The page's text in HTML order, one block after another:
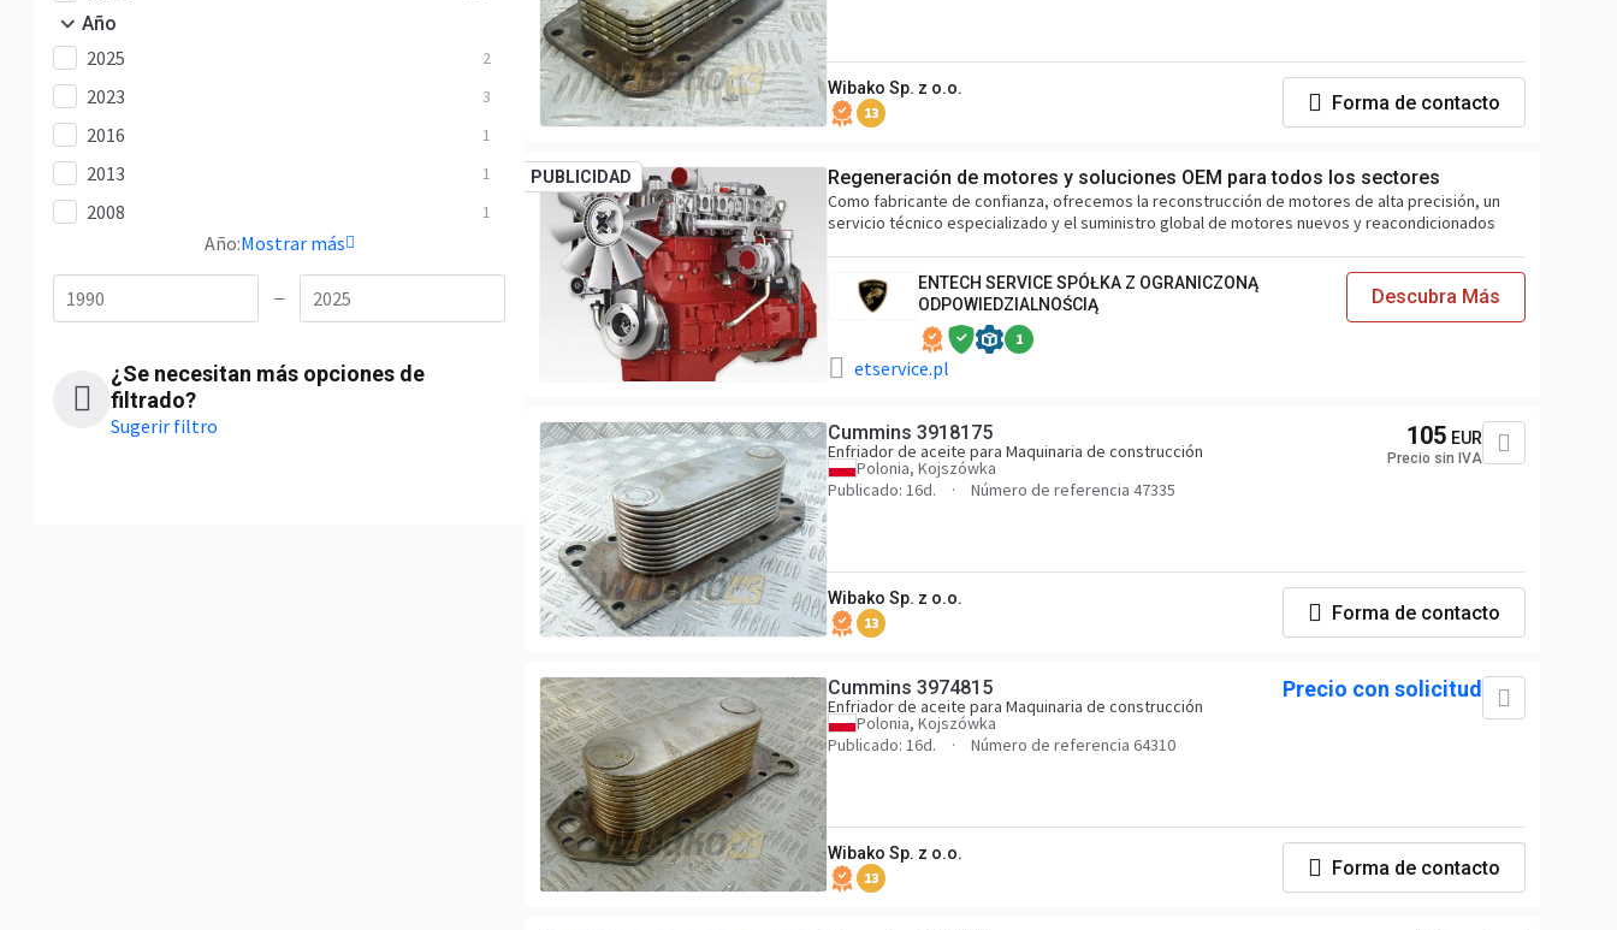
Año
2025 2
2023 3
2016 1
2013 1
2008 1
Año:Mostrar más
—
¿Se necesitan más opciones de
filtrado?
Sugerir filtro
Wibako Sp. z o.o.
13 Forma de contacto
PUBLICIDAD Regeneración de motores y soluciones OEM para todos los sectores
Como fabricante de confianza, ofrecemos la reconstrucción de motores de alta precisión, un
servicio técnico especializado y el suministro global de motores nuevos y reacondicionados
ENTECH SERVICE SPÓŁKA Z OGRANICZONĄ
ODPOWIEDZIALNOŚCIĄ
1
etservice.pl
Descubra Más
Cummins 3918175
Enfriador de aceite para Maquinaria de construcción
Polonia, Kojszówka
Publicado: 16d.
Número de referencia 47335
105 EUR
Precio sin IVA
Wibako Sp. z o.o.
13 Forma de contacto
Cummins 3974815
Enfriador de aceite para Maquinaria de construcción
Polonia, Kojszówka
Publicado: 16d.
Número de referencia 64310
Precio con solicitud
Wibako Sp. z o.o.
13 Forma de contacto